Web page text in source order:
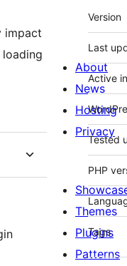
impact
Meta
Version
Last
Active
Tested
PHP
Tags
About
News
Hosting
Privacy
Themes
Plugins
Patterns